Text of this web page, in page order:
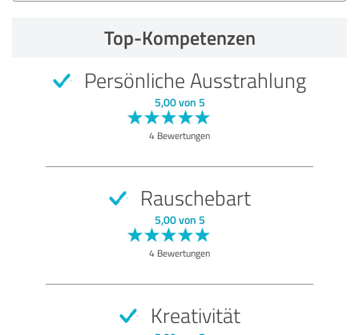
Top-Kompetenzen
Persönliche Ausstrahlung
5,00 von 5
4 Bewertungen
Rauschebart
5,00 von 5
4 Bewertungen
Kreativität